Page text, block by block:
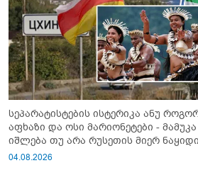
სეპარატისტების ისტერიკა ანუ
აფხაზი და ოსი მარიონეტები -
იშლება თუ არა რუსეთის მიერ
სისტემა?!
04.08.2026